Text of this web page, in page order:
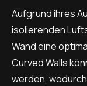
Aufgrund ihres
isolierenden
Wand eine
Curved Walls
werden,